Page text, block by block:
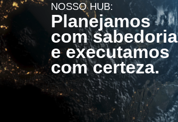
NOSSO HUB:
Planejamos
com sabedoria
e executamos
com certeza.